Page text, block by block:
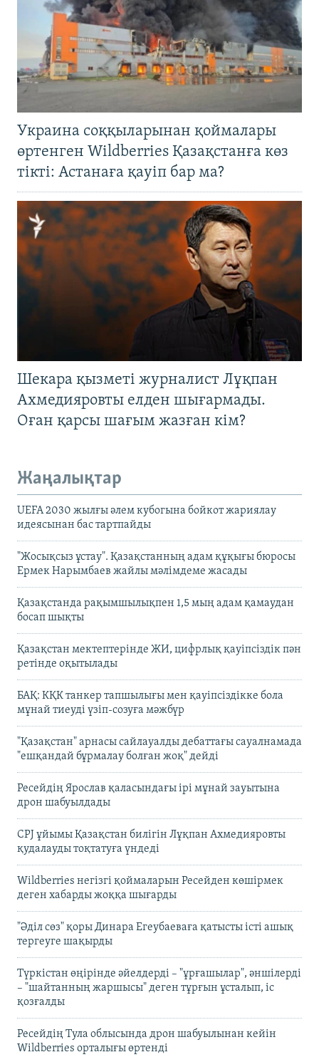
Украина соққыларынан қоймалары
өртенген Wildberries Қазақстанға көз
тікті: Астанаға қауіп бар ма?
Шекара қызметі журналист Лұқпан
Ахмедияровты елден шығармады.
Оған қарсы шағым жазған кім?
Жаңалықтар
UEFA 2030 жылғы әлем кубогына бойкот жариялау
идеясынан бас тартпайды
"Жосықсыз ұстау". Қазақстанның адам құқығы бюросы
Ермек Нарымбаев жайлы мәлімдеме жасады
Қазақстанда рақымшылықпен 1,5 мың адам қамаудан
босап шықты
Қазақстан мектептерінде ЖИ, цифрлық қауіпсіздік пән
ретінде оқытылады
БАҚ: КҚК танкер тапшылығы мен қауіпсіздікке бола
мұнай тиеуді үзіп-созуға мәжбүр
"Қазақстан" арнасы сайлауалды дебаттағы сауалнамада
"ешқандай бұрмалау болған жоқ" дейді
Ресейдің Ярослав қаласындағы ірі мұнай зауытына
дрон шабуылдады
CPJ ұйымы Қазақстан билігін Лұқпан Ахмедияровты
қудалауды тоқтатуға үндеді
Wildberries негізгі қоймаларын Ресейден көшірмек
деген хабарды жоққа шығарды
"Әділ сөз" қоры Динара Егеубаеваға қатысты істі ашық
тергеуге шақырды
Түркістан өңірінде әйелдерді – "ұрғашылар", әншілерді
– "шайтанның жаршысы" деген тұрғын ұсталып, іс
қозғалды
Ресейдің Тула облысында дрон шабуылынан кейін
Wildberries орталығы өртенді